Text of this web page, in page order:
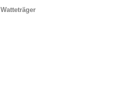
Watteträger